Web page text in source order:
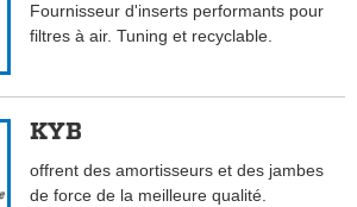
Fournisseur d'inserts performants pour
filtres à air. Tuning et recyclable.
KYB
offrent des amortisseurs et des jambes
de force de la meilleure qualité.